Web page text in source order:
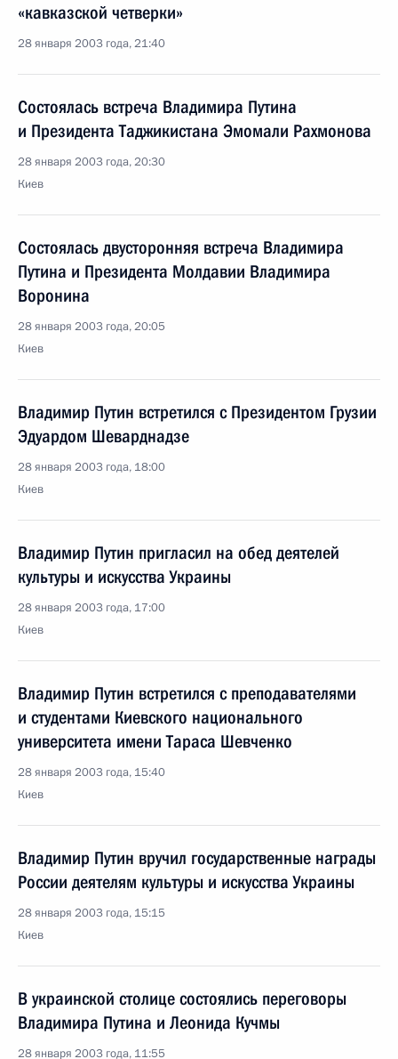
«кавказской четверки»
28 января 2003 года, 21:40
Состоялась встреча Владимира Путина
и Президента Таджикистана Эмомали Рахмонова
28 января 2003 года, 20:30
Киев
Состоялась двусторонняя встреча Владимира
Путина и Президента Молдавии Владимира
Воронина
28 января 2003 года, 20:05
Киев
Владимир Путин встретился с Президентом Грузии
Эдуардом Шеварднадзе
28 января 2003 года, 18:00
Киев
Владимир Путин пригласил на обед деятелей
культуры и искусства Украины
28 января 2003 года, 17:00
Киев
Владимир Путин встретился с преподавателями
и студентами Киевского национального
университета имени Тараса Шевченко
28 января 2003 года, 15:40
Киев
Владимир Путин вручил государственные награды
России деятелям культуры и искусства Украины
28 января 2003 года, 15:15
Киев
В украинской столице состоялись переговоры
Владимира Путина и Леонида Кучмы
28 января 2003 года, 11:55